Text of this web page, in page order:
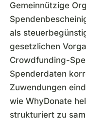
Gemeinnützige
als
gesetzlichen
Crowdfunding-
Spenderdaten
Zuwendungen
wie WhyDonate
strukturiert zu